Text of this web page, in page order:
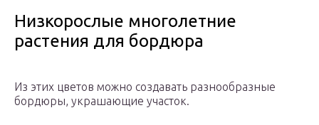
Низкорослые многолетние
растения для бордюра
Из этих цветов можно создавать разнообразные
бордюры, украшающие участок.